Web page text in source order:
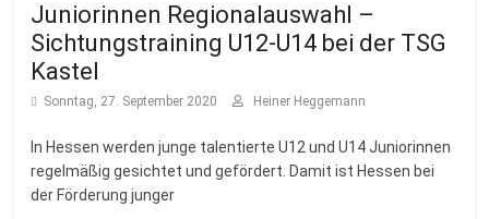
Juniorinnen Regionalauswahl –
Sichtungstraining U12-U14 bei der TSG
Kastel
Sonntag, 27. September 2020 Heiner Heggemann
In Hessen werden junge talentierte U12 und U14 Juniorinnen
regelmäßig gesichtet und gefördert. Damit ist Hessen bei
der Förderung junger